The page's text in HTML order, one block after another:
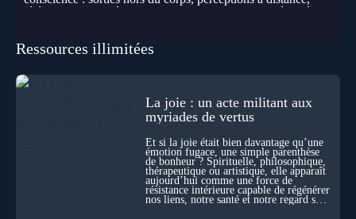
télépathie spontanée… Comment accueillir ces phénomènes
les pensées d’autrui ? Que deviennent l’espace, le temps… et
disparaître ? Au fil de cet échange, Nicolas raconte ses
expériences les plus troublantes : visions vérifiées,
explorations du cosmos, présence d’autres consciences
durant ses sorties, protocoles scientifiques… et toujours, cette
sensation étrange d’être relié à bien plus vaste que lui-même
! Sommes-nous à l’aube d’une révolution de la conscience ?
Sans doute. Mais encore faut-il accepter d’explorer ces
territoires avec lucidité, et rigueur…
Ressources illimitées
La joie : un acte militant aux
myriades de vertus
Et si la joie était bien davantage qu’une
émotion fugace, une simple parenthèse
de bonheur ? Spirituelle, philosophique,
thérapeutique ou artistique, elle apparaît
aujourd’hui comme une force de
résistance intérieure capable de régénérer
nos liens, notre santé et notre regard sur